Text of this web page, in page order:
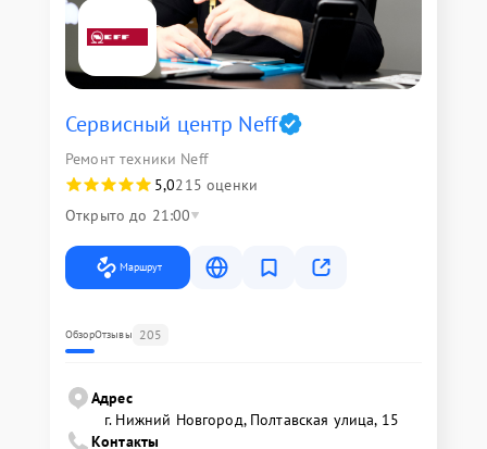
Сервисный центр Neff
Ремонт техники Neff
5,0215 оценки
Открыто до 21:00
Маршрут
ОбзорОтзывы 205
Адрес
г. Нижний Новгород, Полтавская улица, 15
Контакты